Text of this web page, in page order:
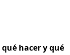
hacer y qué